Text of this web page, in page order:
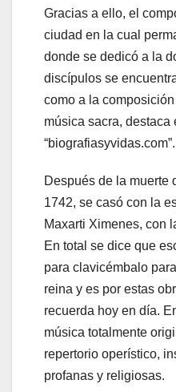
Gracias a ello, el
ciudad en la cual
donde se dedicó a la
discípulos se
como a la
música sacra, destaca
“biografiasyvidas.com”.
Después de la muerte
1742, se casó con la
Maxarti Ximenes, con
En total se dice que
para clavicémbalo
reina y es por estas
recuerda hoy en día.
música totalmente
repertorio operístico,
profanas y religiosas.